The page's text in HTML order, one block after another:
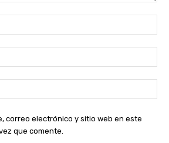
correo electrónico y sitio web en este
que comente.